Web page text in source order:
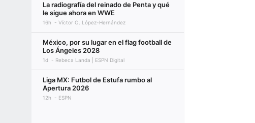
La radiografía del reinado de Penta y qué
le sigue ahora en WWE
16h Víctor O. López-Hernández
México, por su lugar en el flag football de
Los Ángeles 2028
1d Rebeca Landa | ESPN Digital
Liga MX: Futbol de Estufa rumbo al
Apertura 2026
12h ESPN